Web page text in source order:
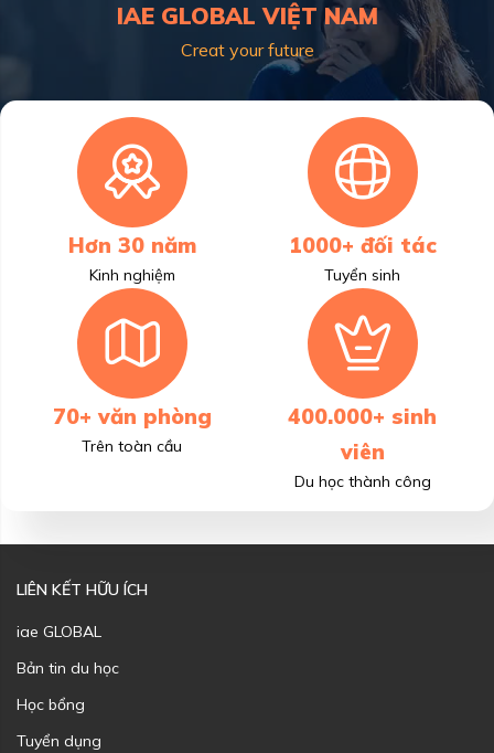
IAE GLOBAL VIỆT NAM
Creat your future
Hơn 30 năm
Kinh nghiệm
1000+ đối tác
Tuyển sinh
70+ văn phòng
Trên toàn cầu
400.000+ sinh
viên
Du học thành công
LIÊN KẾT HỮU ÍCH
iae GLOBAL
Bản tin du học
Học bổng
Tuyển dụng